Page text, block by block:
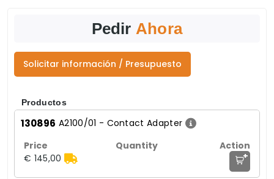
Pedir Ahora
Solicitar información / Presupuesto
Productos
130896 A2100/01 - Contact Adapter
€ 145,00 +